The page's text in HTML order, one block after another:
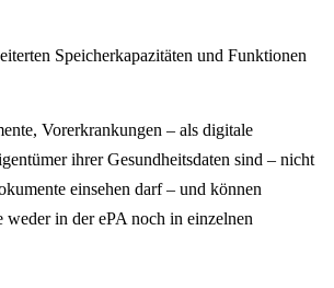
Speicherkapazitäten und Funktionen
Vorerkrankungen – als digitale
ihrer Gesundheitsdaten sind – nicht
einsehen darf – und können
in der ePA noch in einzelnen